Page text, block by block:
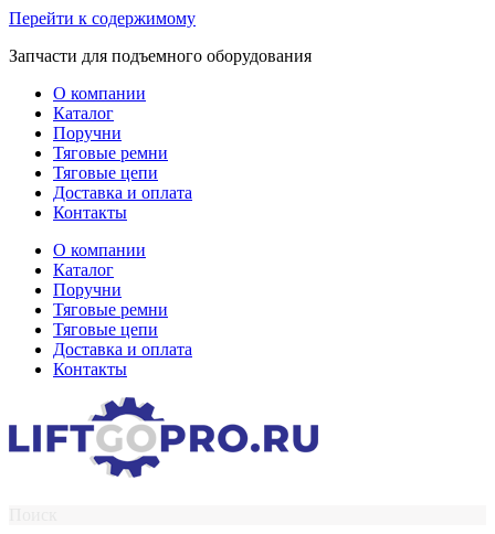
Перейти к содержимому
Запчасти для подъемного оборудования
О компании
Каталог
Поручни
Тяговые ремни
Тяговые цепи
Доставка и оплата
Контакты
О компании
Каталог
Поручни
Тяговые ремни
Тяговые цепи
Доставка и оплата
Контакты